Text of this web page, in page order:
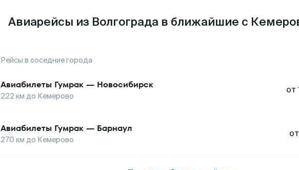
Авиарейсы из Волгограда в ближайшие с
Рейсы в соседние города
Авиабилеты Гумрак — Новосибирск
222 км до Кемерово
от
Авиабилеты Гумрак — Барнаул
270 км до Кемерово
от